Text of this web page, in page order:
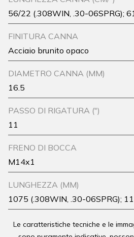
56/22 (.308WIN, .30-06SPRG);
FINITURA CANNA
Acciaio brunito opaco
DIAMETRO CANNA (MM)
16.5
PASSO DI RIGATURA (")
11
FRENO DI BOCCA
M14x1
LUNGHEZZA (MM)
1075 (.308WIN, .30-06SPRG);
Le caratteristiche tecniche e le